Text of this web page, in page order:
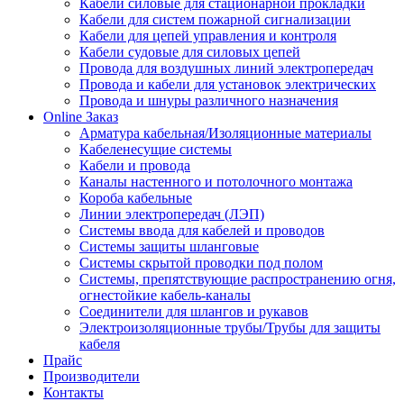
Кабели силовые для стационарной прокладки
Кабели для систем пожарной сигнализации
Кабели для цепей управления и контроля
Кабели судовые для силовых цепей
Провода для воздушных линий электропередач
Провода и кабели для установок электрических
Провода и шнуры различного назначения
Online Заказ
Арматура кабельная/Изоляционные материалы
Кабеленесущие системы
Кабели и провода
Каналы настенного и потолочного монтажа
Короба кабельные
Линии электропередач (ЛЭП)
Системы ввода для кабелей и проводов
Системы защиты шланговые
Системы скрытой проводки под полом
Системы, препятствующие распространению огня,
огнестойкие кабель-каналы
Соединители для шлангов и рукавов
Электроизоляционные трубы/Трубы для защиты
кабеля
Прайс
Производители
Контакты